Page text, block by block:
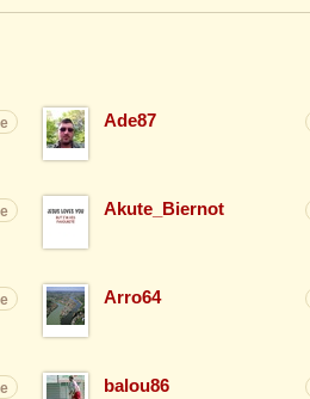
Ade87
Akute_Biernot
Arro64
balou86